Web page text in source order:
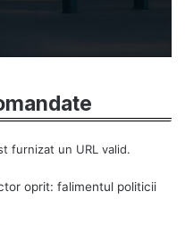
furnizat un URL valid.
oprit: falimentul politicii